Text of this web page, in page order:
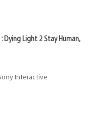
Dying Light 2 Stay Human,
Interactive